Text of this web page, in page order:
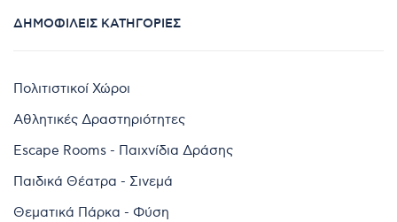
ΔΗΜΟΦΙΛΕΊΣ ΚΑΤΗΓΟΡΊΕΣ
Πολιτιστικοί Χώροι
Αθλητικές Δραστηριότητες
Escape Rooms - Παιχνίδια Δράσης
Παιδικά Θέατρα - Σινεμά
Θεματικά Πάρκα - Φύση